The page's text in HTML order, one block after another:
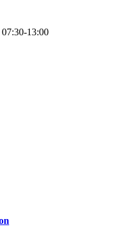
13:00